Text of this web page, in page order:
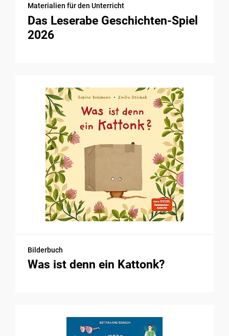
Materialien für den Unterricht
Das Leserabe Geschichten-Spiel
2026
Bilderbuch
Was ist denn ein Kattonk?